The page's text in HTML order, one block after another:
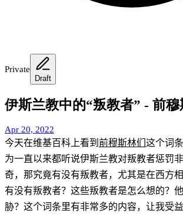
Private
Draft
伊斯兰教中的“叛教者” - 前穆
Apr 20, 2022
今天在维基百科上看到前穆斯林们这个词
为一直以来都听说伊斯兰教对叛教者惩罚
奇，那究竟有没有叛教者，尤其是在西方
有没有叛教者？这些叛教者是怎么想的？
胁？这个词条里有非常多的内容，让我受